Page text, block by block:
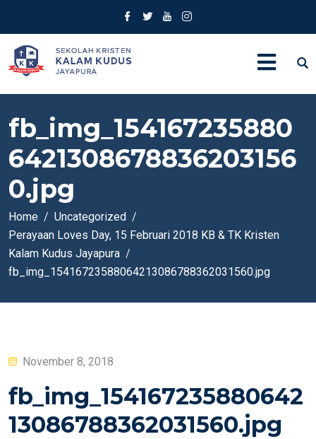
fb_img_154167235880
6421308678836203156
0.jpg
Home
Uncategorized
Perayaan Loves Day, 15 Februari 2018 KB & TK Kristen
Kalam Kudus Jayapura
fb_img_15416723588064213086788362031560.jpg
Posted
November 8, 2018
fb_img_154167235880642
13086788362031560.jpg